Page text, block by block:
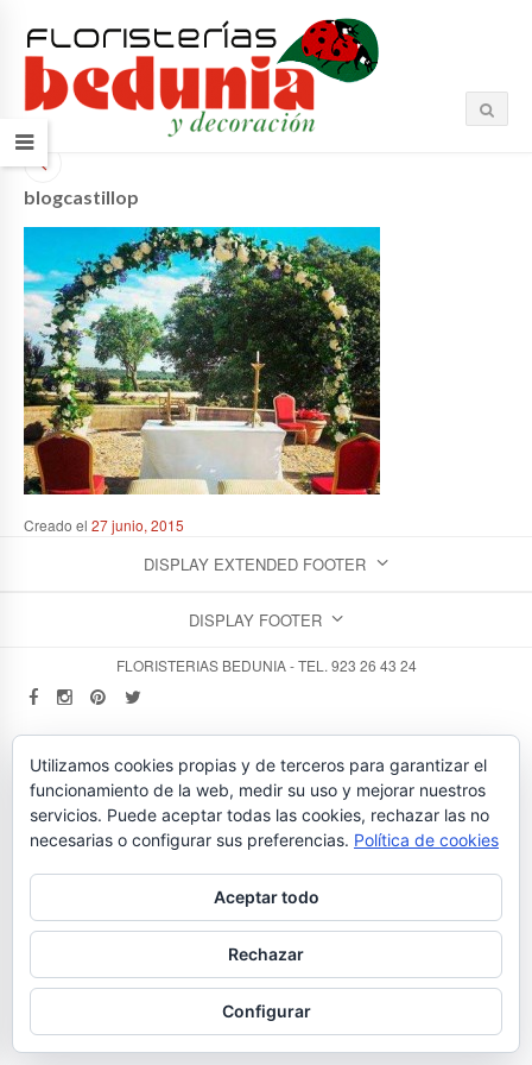
blogcastillop
Creado el 27 junio, 2015
DISPLAY EXTENDED FOOTER
DISPLAY FOOTER
FLORISTERIAS BEDUNIA - TEL. 923 26 43 24
Utilizamos cookies propias y de terceros para garantizar el
funcionamiento de la web, medir su uso y mejorar nuestros
servicios. Puede aceptar todas las cookies, rechazar las no
necesarias o configurar sus preferencias. Política de cookies
Aceptar todo
Rechazar
Configurar